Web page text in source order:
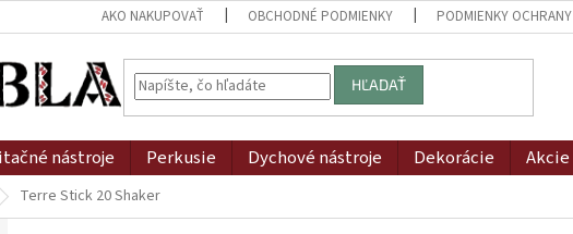
AKO NAKUPOVAŤ OBCHODNÉ PODMIENKY PODMIENKY OCHRANY
HĽADAŤ
nástroje Perkusie Dychové nástroje Dekorácie Akcie
Terre Stick 20 Shaker